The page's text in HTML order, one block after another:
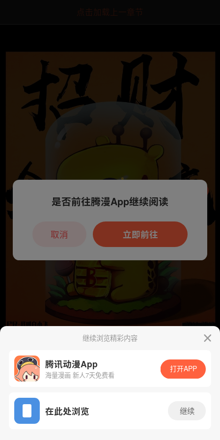
点击加载上一章节
App免费看
下一话 腾漫App免费看
继续浏览精彩内容
腾讯动漫App
海量漫画 新人7天免费看
打开APP
在此处浏览 继续
本章节仅支持App阅读，可打开App新用
户7天免费看
是否前往腾漫App继续阅读
立即前往
取消